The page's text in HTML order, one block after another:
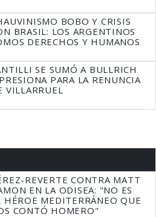
BOBO Y CRISIS
BRASIL: LOS ARGENTINOS
DERECHOS Y HUMANOS
SE SUMÓ A BULLRICH
PARA LA RENUNCIA
VILLARRUEL
REVERTE CONTRA MATT
EN LA ODISEA: "NO ES
HÉROE MEDITERRÁNEO QUE
CONTÓ HOMERO"